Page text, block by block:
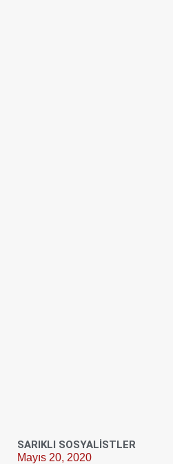
SARIKLI SOSYALİSTLER
Mayıs 20, 2020